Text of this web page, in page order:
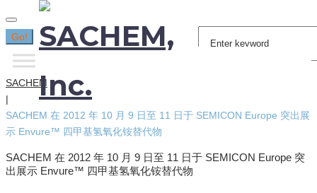
Search
for:
Go!
SACHEM
|
SACHEM 在 2012 年 10 月 9 日至 11 日于 SEMICON Europe 突出展
示 Envure™ 四甲基氢氧化铵替代物
SACHEM 在 2012 年 10 月 9 日至 11 日于 SEMICON Europe 突
出展示 Envure™ 四甲基氢氧化铵替代物